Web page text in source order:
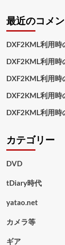
最近のコメ
DXF2KML利用時
DXF2KML利用時
DXF2KML利用時
DXF2KML利用時
DXF2KML利用時
カテゴリー
DVD
tDiary時代
yatao.net
カメラ等
ギア